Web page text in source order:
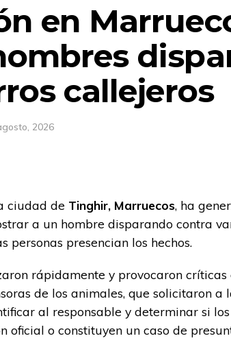
en
callejeros
2026
ciudad de Tinghir, Marruecos, ha
a un hombre disparando contra
personas presencian los hechos.
rápidamente y provocaron
de los animales, que solicitaron a
al responsable y determinar si
oficial o constituyen un caso de